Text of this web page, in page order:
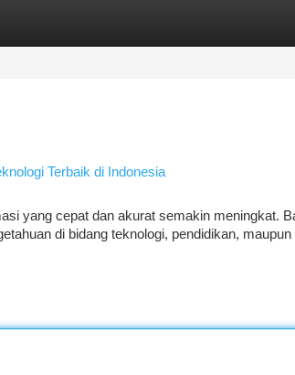
Terbaik di Indonesia
yang cepat dan akurat semakin meningkat.
di bidang teknologi, pendidikan, maupun